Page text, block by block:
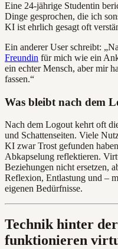
Eine 24-jährige Studentin
Dinge gesprochen, die ich
KI ist ehrlich gesagt oft
Ein anderer User schreibt:
Freundin für mich wie ein
ein echter Mensch, aber mir
fassen.“
Was bleibt nach dem
Nach dem Logout kehrt oft
und Schattenseiten. Viele
KI zwar Trost gefunden
Abkapselung reflektieren.
Beziehungen nicht ersetzen,
Reflexion, Entlastung und –
eigenen Bedürfnisse.
Technik hinter
funktionieren